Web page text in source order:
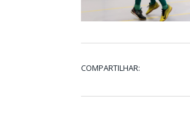
COMPARTILHAR: